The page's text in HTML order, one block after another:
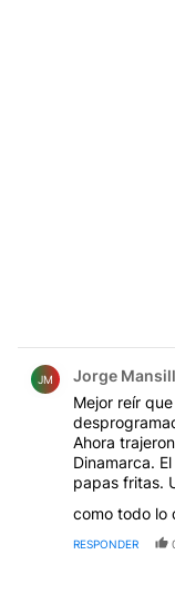
JM Jorge
Mejor reír
Ahora
Dinamarca.
papas fritas.
como todo lo
RESPONDER